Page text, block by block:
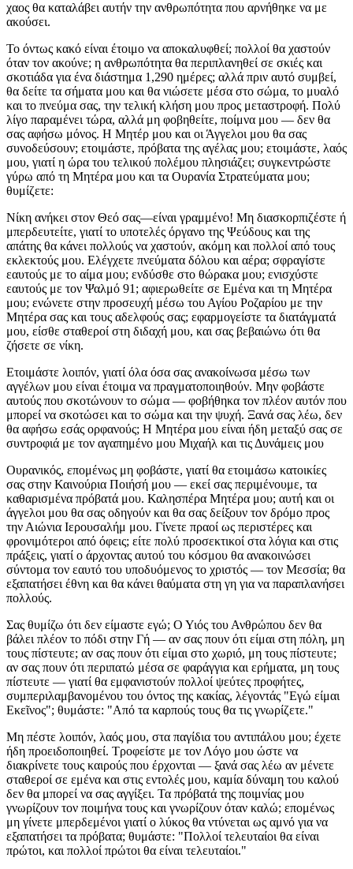
χαος θα καταλάβει αυτήν την ανθρωπότητα που αρνήθηκε να με
ακούσει.
Το όντως κακό είναι έτοιμο να αποκαλυφθεί; πολλοί θα χαστούν
όταν τον ακούνε; η ανθρωπότητα θα περιπλανηθεί σε σκιές και
σκοτιάδα για ένα διάστημα 1,290 ημέρες; αλλά πριν αυτό συμβεί,
θα δείτε τα σήματα μου και θα νιώσετε μέσα στο σώμα, το μυαλό
και το πνεύμα σας, την τελική κλήση μου προς μεταστροφή. Πολύ
λίγο παραμένει τώρα, αλλά μη φοβηθείτε, ποίμνα μου — δεν θα
σας αφήσω μόνος. Η Μητέρ μου και οι Άγγελοι μου θα σας
συνοδεύσουν; ετοιμάστε, πρόβατα της αγέλας μου; ετοιμάστε, λαός
μου, γιατί η ώρα του τελικού πολέμου πλησιάζει; συγκεντρώστε
γύρω από τη Μητέρα μου και τα Ουρανία Στρατεύματα μου;
θυμίζετε:
Νίκη ανήκει στον Θεό σας—είναι γραμμένο! Μη διασκορπιζέστε ή
μπερδευτείτε, γιατί το υποτελές όργανο της Ψεύδους και της
απάτης θα κάνει πολλούς να χαστούν, ακόμη και πολλοί από τους
εκλεκτούς μου. Ελέγχετε πνεύματα δόλου και αέρα; σφραγίστε
εαυτούς με το αίμα μου; ενδύσθε στο θώρακα μου; ενισχύστε
εαυτούς με τον Ψαλμό 91; αφιερωθείτε σε Εμένα και τη Μητέρα
μου; ενώνετε στην προσευχή μέσω του Αγίου Ροζαρίου με την
Μητέρα σας και τους αδελφούς σας; εφαρμογείστε τα διατάγματά
μου, είσθε σταθεροί στη διδαχή μου, και σας βεβαιώνω ότι θα
ζήσετε σε νίκη.
Ετοιμάστε λοιπόν, γιατί όλα όσα σας ανακοίνωσα μέσω των
αγγέλων μου είναι έτοιμα να πραγματοποιηθούν. Μην φοβάστε
αυτούς που σκοτώνουν το σώμα — φοβήθηκα τον πλέον αυτόν που
μπορεί να σκοτώσει και το σώμα και την ψυχή. Ξανά σας λέω, δεν
θα αφήσω εσάς ορφανούς; Η Μητέρα μου είναι ήδη μεταξύ σας σε
συντροφιά με τον αγαπημένο μου Μιχαήλ και τις Δυνάμεις μου
Ουρανικός, επομένως μη φοβάστε, γιατί θα ετοιμάσω κατοικίες
σας στην Καινούρια Ποιήσή μου — εκεί σας περιμένουμε, τα
καθαρισμένα πρόβατά μου. Καλησπέρα Μητέρα μου; αυτή και οι
άγγελοι μου θα σας οδηγούν και θα σας δείξουν τον δρόμο προς
την Αιώνια Ιερουσαλήμ μου. Γίνετε πραοί ως περιστέρες και
φρονιμότεροι από όφεις; είτε πολύ προσεκτικοί στα λόγια και στις
πράξεις, γιατί ο άρχοντας αυτού του κόσμου θα ανακοινώσει
σύντομα τον εαυτό του υποδυόμενος το χριστός — τον Μεσσία; θα
εξαπατήσει έθνη και θα κάνει θαύματα στη γη για να παραπλανήσει
πολλούς.
Σας θυμίζω ότι δεν είμαστε εγώ; Ο Υιός του Ανθρώπου δεν θα
βάλει πλέον το πόδι στην Γή — αν σας πουν ότι είμαι στη πόλη, μη
τους πίστευτε; αν σας πουν ότι είμαι στο χωριό, μη τους πίστευτε;
αν σας πουν ότι περιπατώ μέσα σε φαράγγια και ερήματα, μη τους
πίστευτε — γιατί θα εμφανιστούν πολλοί ψεύτες προφήτες,
συμπεριλαμβανομένου του όντος της κακίας, λέγοντάς "Εγώ είμαι
Εκεῖνος"; θυμάστε: "Από τα καρπούς τους θα τις γνωρίζετε."
Μη πέστε λοιπόν, λαός μου, στα παγίδια του αντιπάλου μου; έχετε
ήδη προειδοποιηθεί. Τροφείστε με τον Λόγο μου ώστε να
διακρίνετε τους καιρούς που έρχονται — ξανά σας λέω αν μένετε
σταθεροί σε εμένα και στις εντολές μου, καμία δύναμη του καλού
δεν θα μπορεί να σας αγγίξει. Τα πρόβατά της ποιμνίας μου
γνωρίζουν τον ποιμήνα τους και γνωρίζουν όταν καλώ; επομένως
μη γίνετε μπερδεμένοι γιατί ο λύκος θα ντύνεται ως αμνό για να
εξαπατήσει τα πρόβατα; θυμάστε: "Πολλοί τελευταίοι θα είναι
πρώτοι, και πολλοί πρώτοι θα είναι τελευταίοι."